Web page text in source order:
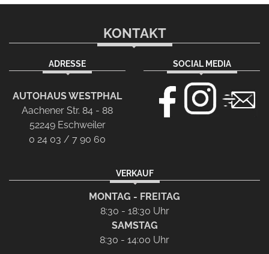
KONTAKT
ADRESSE
AUTOHAUS WESTPHAL
Aachener Str. 84 - 88
52249 Eschweiler
0 24 03 / 7 90 60
SOCIAL MEDIA
VERKAUF
MONTAG - FREITAG
8:30 - 18:30 Uhr
SAMSTAG
8:30 - 14:00 Uhr